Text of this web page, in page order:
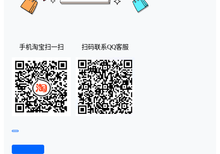
手机淘宝扫一扫 扫码联系QQ客服